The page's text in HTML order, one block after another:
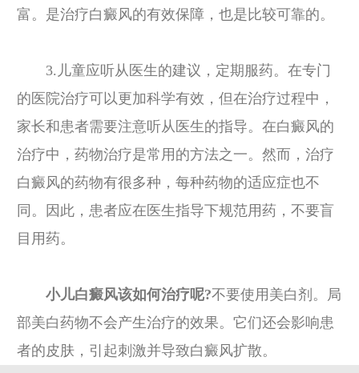
富。是治疗白癜风的有效保障，也是比较可靠的。
3.儿童应听从医生的建议，定期服药。在专门
的医院治疗可以更加科学有效，但在治疗过程中，
家长和患者需要注意听从医生的指导。在白癜风的
治疗中，药物治疗是常用的方法之一。然而，治疗
白癜风的药物有很多种，每种药物的适应症也不
同。因此，患者应在医生指导下规范用药，不要盲
目用药。
小儿白癜风该如何治疗呢?不要使用美白剂。局
部美白药物不会产生治疗的效果。它们还会影响患
者的皮肤，引起刺激并导致白癜风扩散。